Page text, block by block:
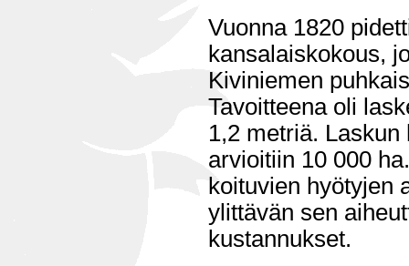
Vuonna 1820
kansalaiskokous,
Kiviniemen
Tavoitteena oli
1,2 metriä. Laskun
arvioitiin 10 000
koituvien hyötyjen
ylittävän sen
kustannukset.